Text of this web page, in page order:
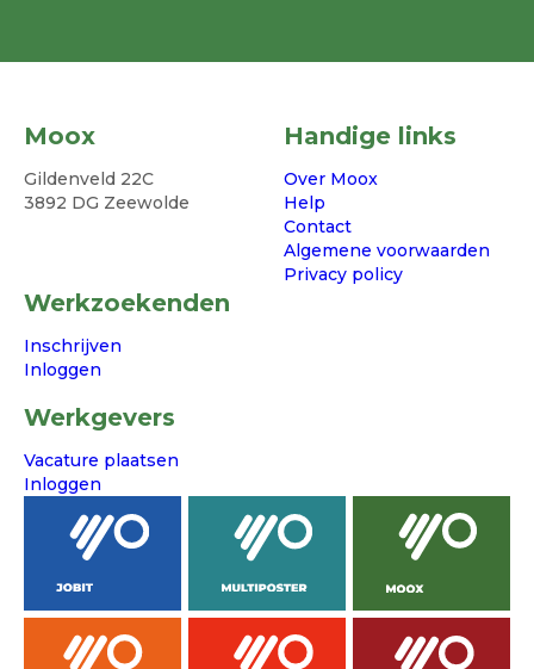
Moox
Gildenveld 22C
3892 DG Zeewolde
Handige links
Over Moox
Help
Contact
Algemene voorwaarden
Privacy policy
Werkzoekenden
Inschrijven
Inloggen
Werkgevers
Vacature plaatsen
Inloggen